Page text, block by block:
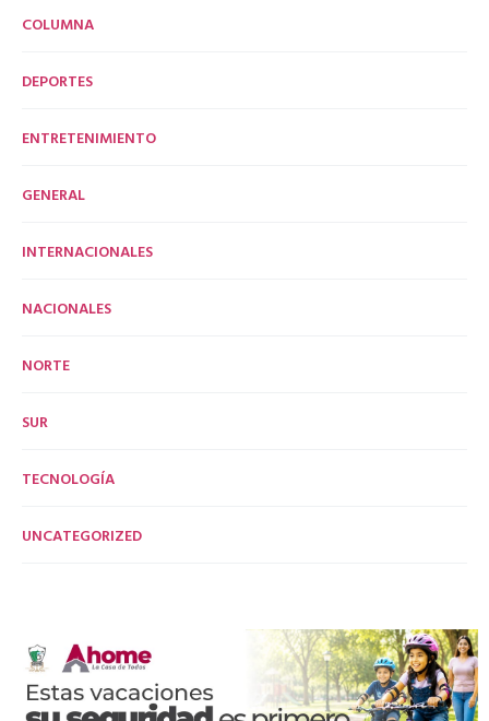
COLUMNA
DEPORTES
ENTRETENIMIENTO
GENERAL
INTERNACIONALES
NACIONALES
NORTE
SUR
TECNOLOGÍA
UNCATEGORIZED